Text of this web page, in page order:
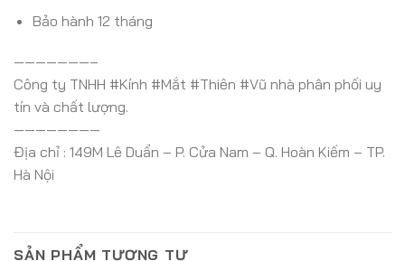
Bảo hành 12 tháng
———————–
Công ty TNHH #Kính #Mắt #Thiên #Vũ nhà phân phối uy
tín và chất lượng.
————————
Địa chỉ : 149M Lê Duẩn – P. Cửa Nam – Q. Hoàn Kiếm – TP.
Hà Nội
SẢN PHẨM TƯƠNG TỰ